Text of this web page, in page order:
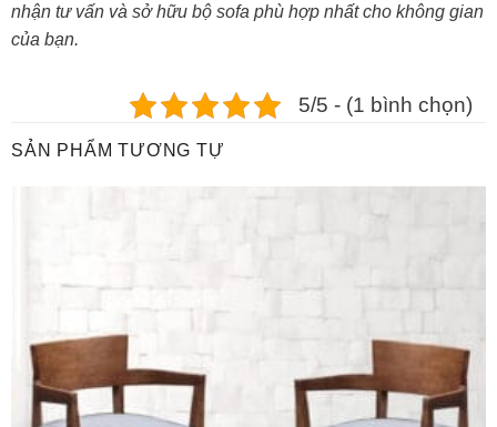
nhận tư vấn và sở hữu bộ sofa phù hợp nhất cho không gian
của bạn.
5/5 - (1 bình chọn)
SẢN PHẨM TƯƠNG TỰ